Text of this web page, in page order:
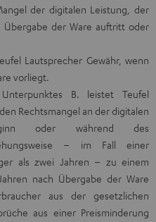
der digitalen Leistung, der
Übergabe der Ware auftritt oder
Lautsprecher Gewähr, wenn
vorliegt.
B. leistet Teufel
Rechtsmangel an der digitalen
oder während des
– im Fall einer
als zwei Jahren – zu einem
nach Übergabe der Ware
aus der gesetzlichen
aus einer Preisminderung